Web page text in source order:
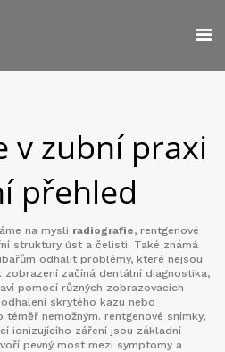
v zubní praxi
přehled
na mysli radiografie, rentgenové
struktury úst a čelisti. Také známá
odhalit problémy, které nejsou
zobrazení začíná dentální diagnostika,
pomocí různých zobrazovacích
skrytého kazu nebo
téměř nemožným. rentgenové snímky,
ionizujícího záření jsou základní
pevný most mezi symptomy a